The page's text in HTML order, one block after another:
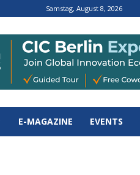
Samstag, August 8, 2026
E-MAGAZINE EVENTS